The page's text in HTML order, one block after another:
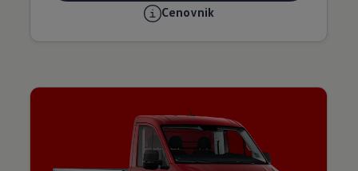
Cenovnik